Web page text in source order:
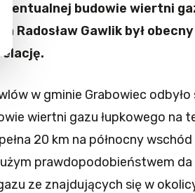
budowie wiertni
Radosław Gawlik był
w gminie Grabowiec odbyło
wiertni gazu łupkowego na
20 km na północny wschód
prawdopodobieństwem da
ze znajdujących się w